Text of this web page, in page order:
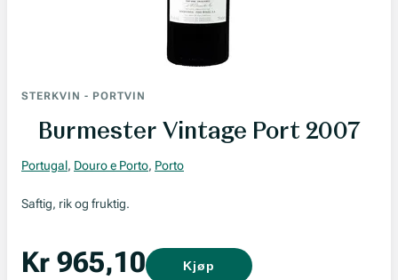
STERKVIN - PORTVIN
Burmester Vintage Port 2007
Portugal, Douro e Porto, Porto
Saftig, rik og fruktig.
Kr 965,10 Kjøp